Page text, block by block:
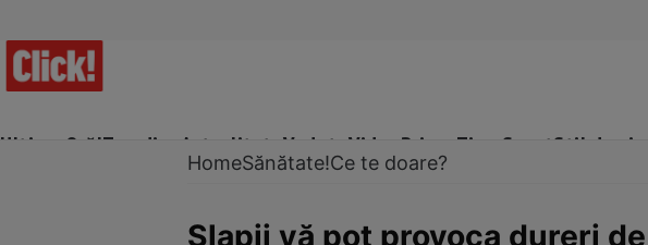
Ultima Oră!Trending Actualitate Vedete Video Prime Time SportStil de
HomeSănătate!Ce te doare?
Şlapii vă pot provoca dureri